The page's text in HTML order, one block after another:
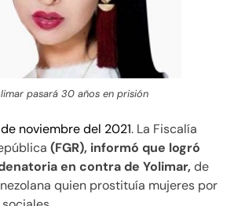
pasará 30 años en prisión
noviembre del 2021. La Fiscalía
(FGR), informó que logró
en contra de Yolimar, de
quien prostituía mujeres por